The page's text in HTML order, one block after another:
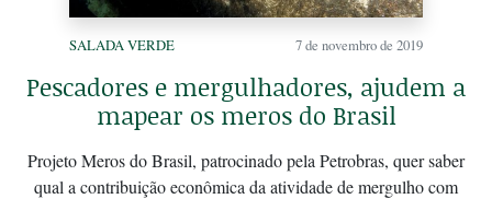
SALADA VERDE 7 de novembro de 2019
Pescadores e mergulhadores, ajudem a
mapear os meros do Brasil
Projeto Meros do Brasil, patrocinado pela Petrobras, quer saber
qual a contribuição econômica da atividade de mergulho com